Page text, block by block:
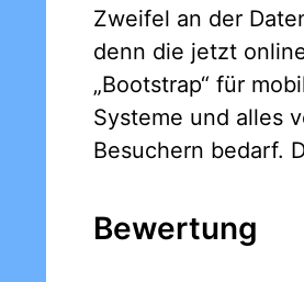
Zweifel an der
denn die jetzt
„Bootstrap“ für
Systeme und alles
Besuchern bedarf.
Bewertung